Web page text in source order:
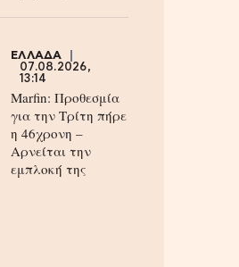
ΕΛΛΑΔΑ
07.08.2026,
13:14
Marfin: Προθεσμία
για την Τρίτη πήρε
η 46χρονη –
Aρνείται την
εμπλοκή της